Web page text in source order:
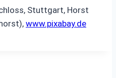
Stuttgart, Horst
www.pixabay.de